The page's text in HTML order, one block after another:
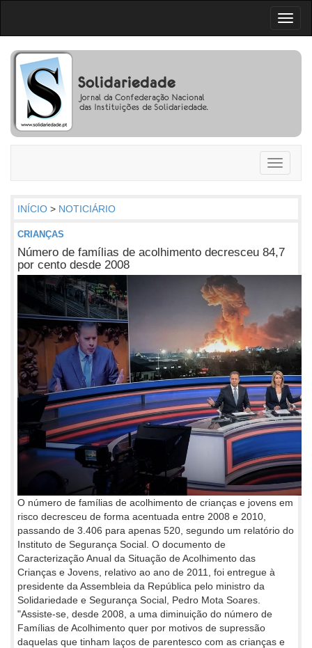
Toggle
INÍCIO > NOTICIÁRIO
CRIANÇAS
Número de famílias de acolhimento decresceu 84,7
por cento desde 2008
O número de famílias de acolhimento de crianças e jovens em
risco decresceu de forma acentuada entre 2008 e 2010,
passando de 3.406 para apenas 520, segundo um relatório do
Instituto de Segurança Social. O documento de
Caracterização Anual da Situação de Acolhimento das
Crianças e Jovens, relativo ao ano de 2011, foi entregue à
presidente da Assembleia da República pelo ministro da
Solidariedade e Segurança Social, Pedro Mota Soares.
"Assiste-se, desde 2008, a uma diminuição do número de
Famílias de Acolhimento quer por motivos de supressão
daquelas que tinham laços de parentesco com as crianças e